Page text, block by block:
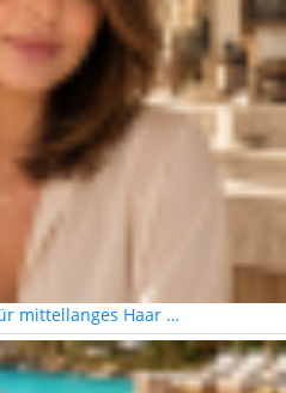
mittellanges Haar …